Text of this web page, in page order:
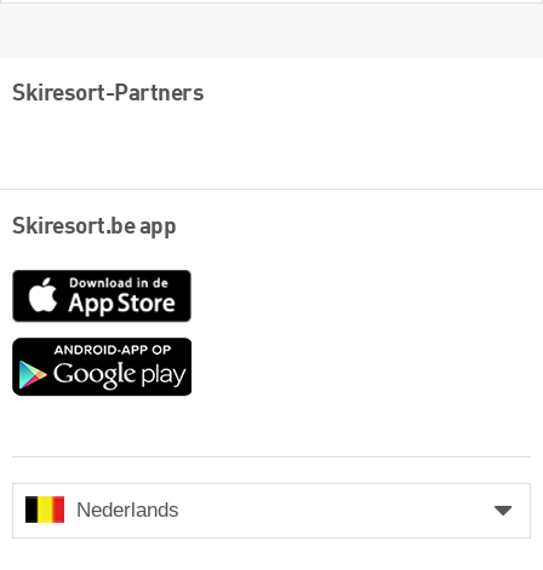
Skiresort-Partners
Skiresort.be app
App
Google
Nederlands